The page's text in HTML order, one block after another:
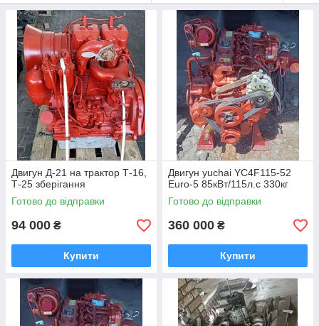
Двигун Д-21 на трактор Т-16,
Т-25 зберігання
Готово до відправки
94 000 ₴
Купити
Двигун yuchai YC4F115-52
Euro-5 85кВт/115л.с 330кг
Готово до відправки
360 000 ₴
Купити